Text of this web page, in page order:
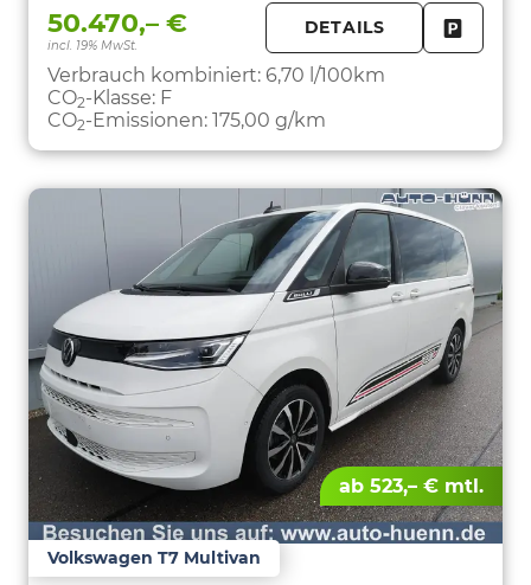
50.470,– €
incl. 19% MwSt.
DETAILS
Verbrauch kombiniert: 6,70 l/100km
CO2-Klasse: F
CO2-Emissionen: 175,00 g/km
ab 523,– € mtl.
Volkswagen T7 Multivan